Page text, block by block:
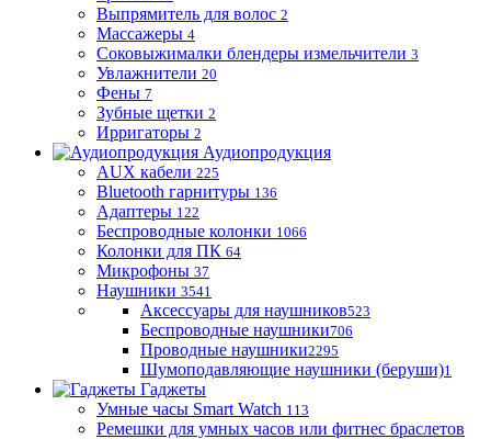
Выпрямитель для волос 2
Массажеры 4
Соковыжималки блендеры измельчители 3
Увлажнители 20
Фены 7
Зубные щетки 2
Ирригаторы 2
Аудиопродукция
AUX кабели 225
Bluetooth гарнитуры 136
Адаптеры 122
Беспроводные колонки 1066
Колонки для ПК 64
Микрофоны 37
Наушники 3541
Аксессуары для наушников523
Беспроводные наушники706
Проводные наушники2295
Шумоподавляющие наушники (беруши)1
Гаджеты
Умные часы Smart Watch 113
Ремешки для умных часов или фитнес браслетов